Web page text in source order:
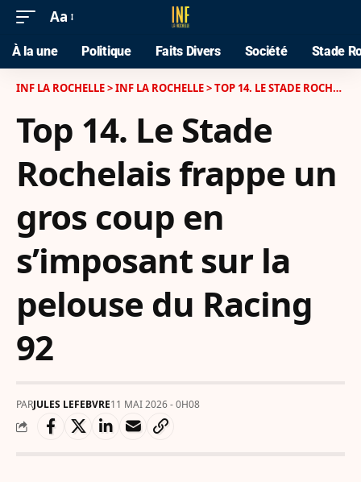
Aa
À la une Politique Faits Divers Société Stade
INF LA ROCHELLE>INF LA ROCHELLE>TOP 14. LE STADE ROCHELAIS FRAPPE UN GROS COUP EN S’IMPOSANT SUR LA PELOUSE DU RACING 92
Top 14. Le Stade
Rochelais frappe un
gros coup en
s’imposant sur la
pelouse du Racing
92
PARJULES LEFEBVRE11 MAI 2026 - 0H08